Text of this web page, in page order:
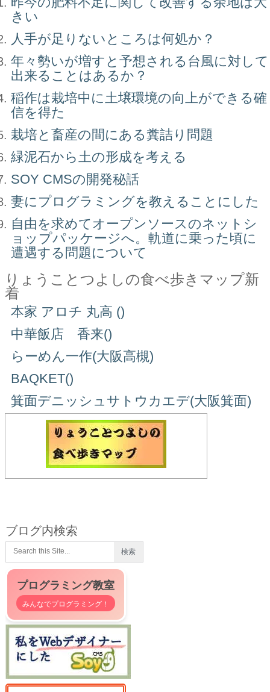
きい
人手が足りないところは何処か？
年々勢いが増すと予想される台風に対して
出来ることはあるか？
稲作は栽培中に土壌環境の向上ができる確
信を得た
栽培と畜産の間にある糞詰り問題
緑泥石から土の形成を考える
SOY CMSの開発秘話
妻にプログラミングを教えることにした
自由を求めてオープンソースのネットシ
ョップパッケージへ。軌道に乗った頃に
遭遇する問題について
りょうことつよしの食べ歩きマップ新
着
本家 アロチ 丸高 ()
中華飯店 香来()
らーめん一作(大阪高槻)
BAQKET()
箕面デニッシュサトウカエデ(大阪箕面)
ブログ内検索
プログラミング教室
みんなでプログラミング！